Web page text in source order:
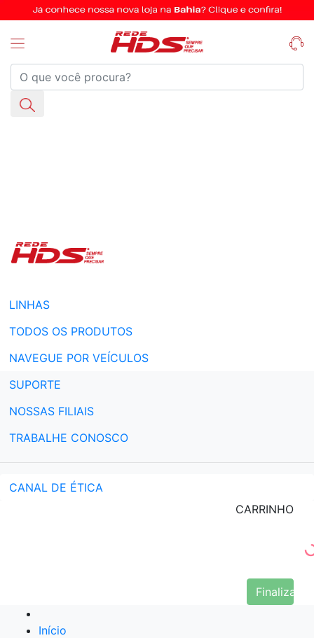
LINHAS
TODOS OS PRODUTOS
NAVEGUE POR VEÍCULOS
SUPORTE
NOSSAS FILIAIS
TRABALHE CONOSCO
CANAL DE ÉTICA
CARRINHO
Finalizar
Início